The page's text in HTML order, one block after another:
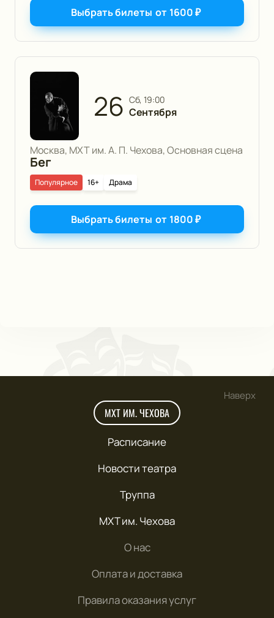
Выбрать билеты от 1600₽
26 сб, 19:00
Сентября
Москва, МХТ им. А. П. Чехова, Основная сцена
Бег
16+ Драма
Популярное
Выбрать билеты от 1800₽
Наверх
МХТ ИМ. ЧЕХОВА
Расписание
Новости театра
Труппа
МХТ им. Чехова
О нас
Оплата и доставка
Правила оказания услуг